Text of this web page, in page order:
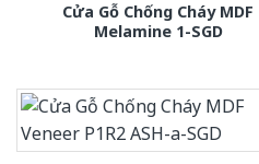
Cửa Gỗ Chống Cháy MDF
Melamine 1-SGD